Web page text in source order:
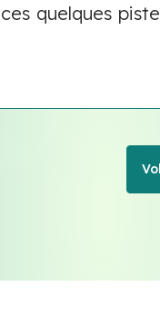
quelques